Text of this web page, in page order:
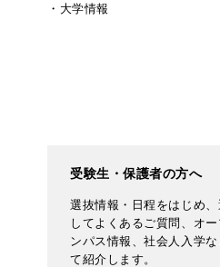
大学情報
受験生・保護者の方へ
選抜情報・日程をはじめ、
してよくあるご質問、オー
ンパス情報、社会人入学
て紹介します。